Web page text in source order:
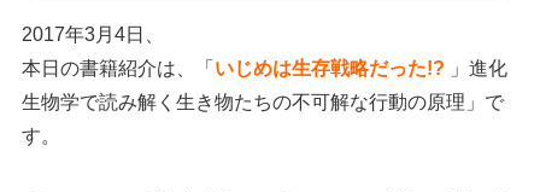
2017年3月4日、
本日の書籍紹介は、「 いじめは生存戦略だった!? 」進化
生物学で読み解く生き物たちの不可解な行動の原理」で
す。